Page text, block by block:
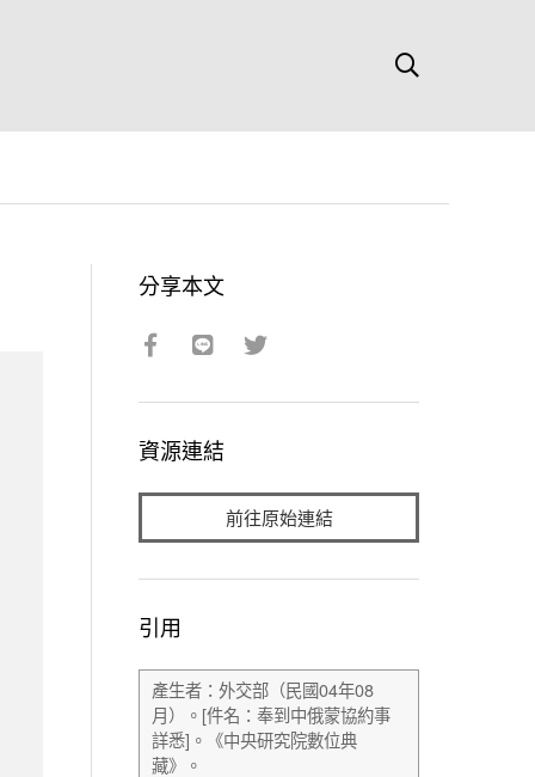
分享本文
資源連結
前往原始連結
引用